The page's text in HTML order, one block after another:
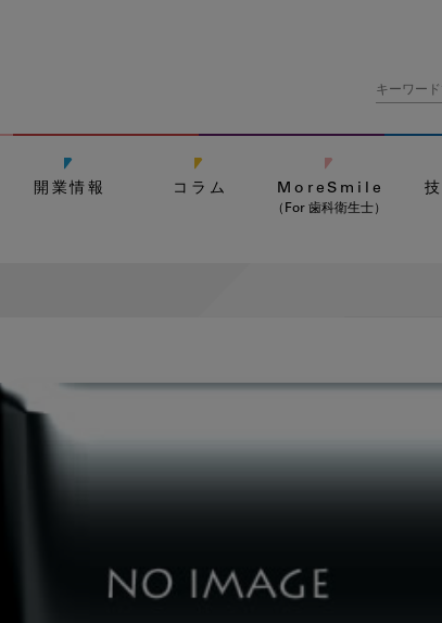
開業情報 コラム MoreSmile
（For 歯科衛生士）